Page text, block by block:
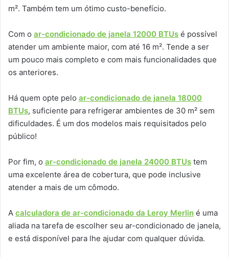
m². Também tem um ótimo custo-benefício.
Com o ar-condicionado de janela 12000 BTUs é possível
atender um ambiente maior, com até 16 m². Tende a ser
um pouco mais completo e com mais funcionalidades que
os anteriores.
Há quem opte pelo ar-condicionado de janela 18000
BTUs, suficiente para refrigerar ambientes de 30 m² sem
dificuldades. É um dos modelos mais requisitados pelo
público!
Por fim, o ar-condicionado de janela 24000 BTUs tem
uma excelente área de cobertura, que pode inclusive
atender a mais de um cômodo.
A calculadora de ar-condicionado da Leroy Merlin é uma
aliada na tarefa de escolher seu ar-condicionado de janela,
e está disponível para lhe ajudar com qualquer dúvida.